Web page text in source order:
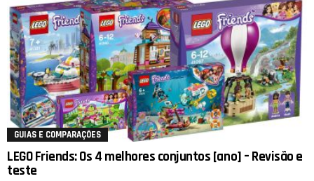
GUIAS E COMPARAÇÕES
LEGO Friends: Os 4 melhores conjuntos [ano] – Revisão e
teste